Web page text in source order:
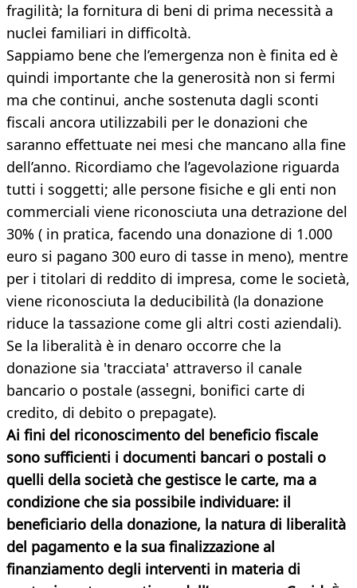
fragilità; la fornitura di beni di prima necessità a
nuclei familiari in difficoltà.
Sappiamo bene che l’emergenza non è finita ed è
quindi importante che la generosità non si fermi
ma che continui, anche sostenuta dagli sconti
fiscali ancora utilizzabili per le donazioni che
saranno effettuate nei mesi che mancano alla fine
dell’anno. Ricordiamo che l’agevolazione riguarda
tutti i soggetti; alle persone fisiche e gli enti non
commerciali viene riconosciuta una detrazione del
30% ( in pratica, facendo una donazione di 1.000
euro si pagano 300 euro di tasse in meno), mentre
per i titolari di reddito di impresa, come le società,
viene riconosciuta la deducibilità (la donazione
riduce la tassazione come gli altri costi aziendali).
Se la liberalità è in denaro occorre che la
donazione sia 'tracciata' attraverso il canale
bancario o postale (assegni, bonifici carte di
credito, di debito o prepagate).
Ai fini del riconoscimento del beneficio fiscale
sono sufficienti i documenti bancari o postali o
quelli della società che gestisce le carte, ma a
condizione che sia possibile individuare: il
beneficiario della donazione, la natura di liberalità
del pagamento e la sua finalizzazione al
finanziamento degli interventi in materia di